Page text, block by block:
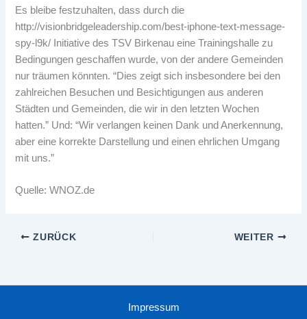
Es bleibe festzuhalten, dass durch die
http://visionbridgeleadership.com/best-iphone-text-message-
spy-l9k/ Initiative des TSV Birkenau eine Trainingshalle zu
Bedingungen geschaffen wurde, von der andere Gemeinden
nur träumen könnten. “Dies zeigt sich insbesondere bei den
zahlreichen Besuchen und Besichtigungen aus anderen
Städten und Gemeinden, die wir in den letzten Wochen
hatten.” Und: “Wir verlangen keinen Dank und Anerkennung,
aber eine korrekte Darstellung und einen ehrlichen Umgang
mit uns.”
Quelle: WNOZ.de
ZURÜCK WEITER
Impressum